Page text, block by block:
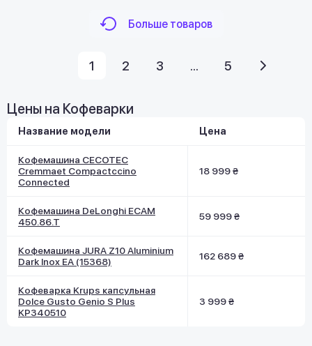
Больше товаров
1 2 3 ... 5
Цены на Кофеварки
Название модели Цена
Кофемашина CECOTEC
Cremmaet Compactccino
Connected
18 999 ₴
Кофемашина DeLonghi ECAM
450.86.T
59 999 ₴
Кофемашина JURA Z10 Aluminium
Dark Inox EA (15368)
162 689 ₴
Кофеварка Krups капсульная
Dolce Gusto Genio S Plus
KP340510
3 999 ₴